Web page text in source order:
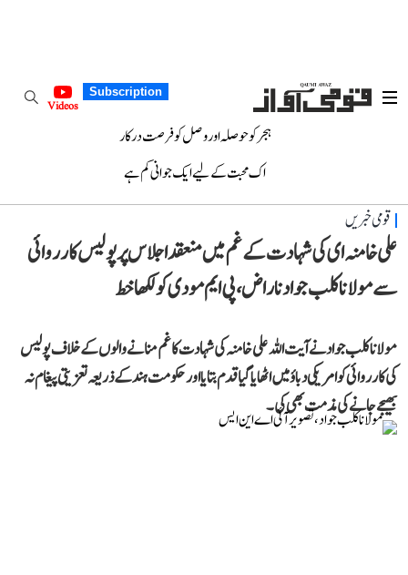
Subscription
Videos
ہجر کو حوصلہ اور وصل کو فرصت درکار
اک محبت کے لیے ایک جوانی کم ہے
قومی خبریں
علی خامنہ ای کی شہادت کے غم میں منعقد اجلاس پر پولیس کارروائی
سے مولانا کلب جواد ناراض، پی ایم مودی کو لکھا خط
مولانا کلب جواد نے آیت اللہ علی خامنہ کی شہادت کا غم منانے والوں کے خلاف پولیس
کی کارروائی کو امریکی دباؤ میں اٹھایا گیا قدم بتایا اور حکومت ہند کے ذریعہ تعزیتی پیغام نہ
بھیجے جانے کی مذمت بھی کی۔